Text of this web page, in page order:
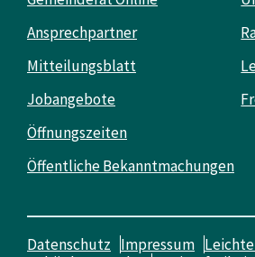
Ansprechpartner
Mitteilungsblatt
Jobangebote
Öffnungszeiten
Öffentliche Bekanntmachungen
Datenschutz Impressum